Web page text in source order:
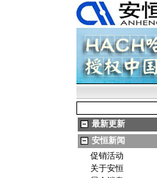
最新更新
安恒新闻
促销活动
关于安恒